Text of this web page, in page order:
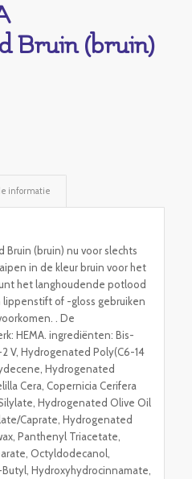
Bruin (bruin)
informatie
Bruin (bruin) nu voor slechts
in de kleur bruin voor het
het langhoudende potlood
of -gloss gebruiken
. De
HEMA. ingrediënten: Bis-
V, Hydrogenated Poly(C6-14
Hydrogenated
Cera, Copernicia Cerifera
Hydrogenated Olive Oil
Caprate, Hydrogenated
Panthenyl Triacetate,
Octyldodecanol,
Hydroxyhydrocinnamate,